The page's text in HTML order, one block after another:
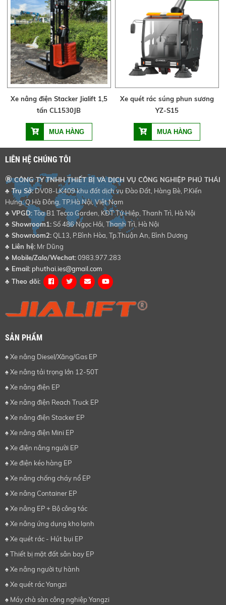
Xe nâng điện Stacker Jialift 1,5
tấn CL1530JB
Xe quét rác súng phun sương
YZ-S15
LIÊN HỆ CHÚNG TÔI
®CÔNG TY TNHH THIẾT BỊ VÀ DỊCH VỤ CÔNG NGHIỆP PHÚ THÁI
♣ Trụ Sở:DV08-LK409 khu đất dịch vụ Đào Đất, Hàng Bè, P.Kiến
Hưng, Q.Hà Đông, TP.Hà Nội, Việt Nam
♣ VPGD:Tòa B1 Tecco Garden, KĐT Tứ Hiệp, Thanh Trì, Hà Nội
♣ Showroom1:Số 486 Ngọc Hồi, Thanh Trì, Hà Nội
♣ Showroom2: QL13, P.Bình Hòa, Tp.Thuận An, Bình Dương
♣ Liên hệ: Mr Dũng
♣ Mobile/Zalo/Wechat:0983.977.283
♣ Email: phuthai.ies@gmail.com
♣ Theo dõi:
SẢN PHẨM
♠ Xe nâng Diesel/Xăng/Gas EP
♠ Xe nâng tải trọng lớn 12-50T
♠ Xe nâng điện EP
♠ Xe nâng điện Reach Truck EP
♠ Xe nâng điện Stacker EP
♠ Xe nâng điện Mini EP
♠ Xe điện nâng người EP
♠ Xe điện kéo hàng EP
♠ Xe nâng chống cháy nổ EP
♠ Xe nâng Container EP
♠ Xe nâng EP + Bộ công tác
♠ Xe nâng ứng dụng kho lạnh
♠ Xe quét rác - Hút bụi EP
♠ Thiết bị mặt đất sân bay EP
♠ Xe nâng người tự hành
♠ Xe quét rác Yangzi
♠ Máy chà sàn công nghiệp Yangzi